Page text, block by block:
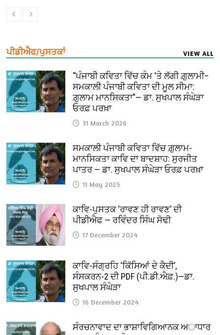
ਪੀਡੀਐਫ/ਪੁਸਤਕਾਂ VIEW ALL
“ਪੰਜਾਬੀ ਕਵਿਤਾ ਵਿੱਚ ਕੰਮ ‘ਤੇ ਲੱਗੀ ਗ਼ੁਲਾਮੀ–
ਸਮਕਾਲੀ ਪੰਜਾਬੀ ਕਵਿਤਾ ਦੀ ਮੂਲ ਸੀਮਾ:
ਗ਼ੁਲਾਮ ਮਾਨਸਿਕਤਾ”— ਡਾ. ਸੁਖਪਾਲ ਸੰਘੇੜਾ
ਓਰਫ਼ ਪਰਖ਼ਾ
31 March 2026
ਸਮਕਾਲੀ ਪੰਜਾਬੀ ਕਵਿਤਾ ਵਿੱਚ ਗ਼ੁਲਾਮ-
ਮਾਨਸਿਕਤਾ ਕਾਵਿ ਦਾ ਬਾਦਸ਼ਾਹ: ਸੁਰਜੀਤ
ਪਾਤਰ — ਡਾ. ਸੁਖਪਾਲ ਸੰਘੇੜਾ ਓਰਫ਼ ਪਰਖ਼ਾ
11 May 2025
ਕਾਵਿ-ਪੁਸਤਕ ‘ਰਾਵਣ ਹੀ ਰਾਵਣ’ ਦੀ
ਪੀਡੀਐਫ — ਰਵਿੰਦਰ ਸਿੰਘ ਸੋਢੀ
17 December 2024
ਕਾਵਿ-ਸੰਗ੍ਰਹਿ ‘ਕਿੱਸਿਆਂ ਦੇ ਕੈਦੀ’,
ਸੰਸਕਰਨ-2 ਦੀ PDF (ਪੀ.ਡੀ.ਐਫ਼.)—ਡਾ.
ਸੁਖਪਾਲ ਸੰਘੇੜਾ
16 December 2024
ਸੰਰਚਨਾਵਾਦ ਦਾ ਭਾਸ਼ਾਵਿਗਿਆਨਕ ਅਾਧਾਰ